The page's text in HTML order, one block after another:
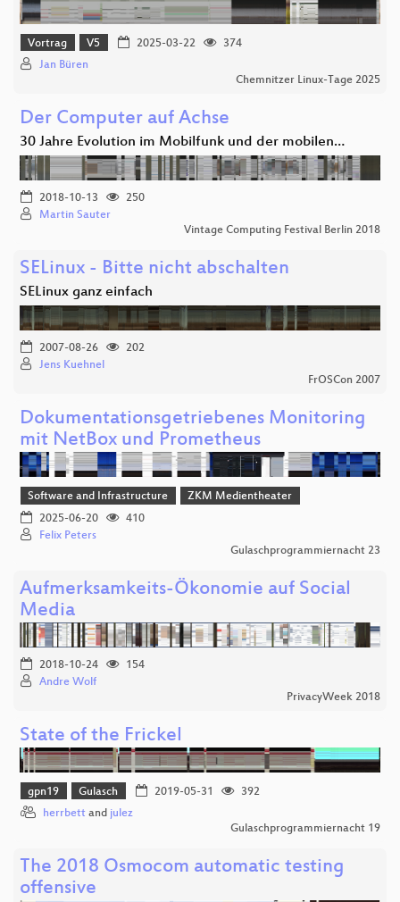
Vortrag V5 2025-03-22
374
Jan Büren
Chemnitzer Linux-Tage 2025
Der Computer auf Achse
30 Jahre Evolution im Mobilfunk und der mobilen…
2018-10-13
250
Martin Sauter
Vintage Computing Festival Berlin 2018
SELinux - Bitte nicht abschalten
SELinux ganz einfach
2007-08-26
202
Jens Kuehnel
FrOSCon 2007
Dokumentationsgetriebenes Monitoring
mit NetBox und Prometheus
Software and Infrastructure
ZKM Medientheater
2025-06-20
410
Felix Peters
Gulaschprogrammiernacht 23
Aufmerksamkeits-Ökonomie auf Social
Media
2018-10-24
154
Andre Wolf
PrivacyWeek 2018
State of the Frickel
gpn19 Gulasch 2019-05-31
392
herrbett and julez
Gulaschprogrammiernacht 19
The 2018 Osmocom automatic testing
offensive